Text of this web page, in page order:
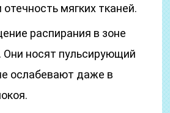
отечность мягких тканей.
распирания в зоне
Они носят пульсирующий
ослабевают даже в